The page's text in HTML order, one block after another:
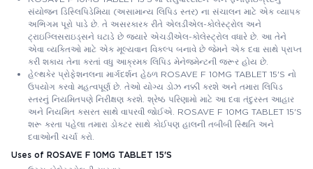
સંયોજન ડિસ્લિપિડેમિયા (અસામાન્ય લિપિડ સ્તર) ના સંચાલન માટે એક વ્યાપક
અભિગમ પૂરો પાડે છે. તે અસરકારક રીતે એલડીએલ-કોલેસ્ટ્રોલ અને
ટ્રાઇગ્લિસરાઇડ્સને ઘટાડે છે જ્યારે એચડીએલ-કોલેસ્ટ્રોલ વધારે છે. આ તેને
એવા વ્યક્તિઓ માટે એક મૂલ્યવાન વિકલ્પ બનાવે છે જેમને એક દવા સાથે પ્રાપ્ત
કરી શકાય તેના કરતાં વધુ આક્રમક લિપિડ મેનેજમેન્ટની જરૂર હોય છે.
હેલ્થકેર પ્રોફેશનલના માર્ગદર્શન હેઠળ ROSAVE F 10MG TABLET 15'S નો
ઉપયોગ કરવો મહત્વપૂર્ણ છે. તેઓ યોગ્ય ડોઝ નક્કી કરશે અને તમારા લિપિડ
સ્તરનું નિયમિતપણે નિરીક્ષણ કરશે. શ્રેષ્ઠ પરિણામો માટે આ દવા તંદુરસ્ત આહાર
અને નિયમિત કસરત સાથે વાપરવી જોઈએ. ROSAVE F 10MG TABLET 15'S
શરૂ કરતા પહેલા તમારા ડોક્ટર સાથે કોઈપણ હાલની તબીબી સ્થિતિ અને
દવાઓની ચર્ચા કરો.
Uses of ROSAVE F 10MG TABLET 15'S